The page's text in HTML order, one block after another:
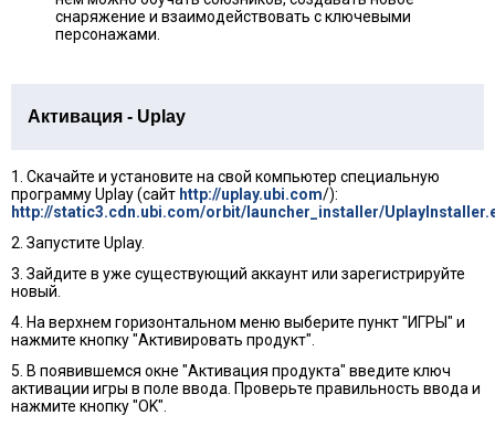
снаряжение и взаимодействовать с ключевыми
персонажами.
Активация - Uplay
1. Скачайте и установите на свой компьютер специальную
программу Uplay (сайт http://uplay.ubi.com/):
http://static3.cdn.ubi.com/orbit/launcher_installer/
2. Запустите Uplay.
3. Зайдите в уже существующий аккаунт или зарегистрируйте
новый.
4. На верхнем горизонтальном меню выберите пункт "ИГРЫ" и
нажмите кнопку "Активировать продукт".
5. В появившемся окне "Активация продукта" введите ключ
активации игры в поле ввода. Проверьте правильность ввода и
нажмите кнопку "OK".